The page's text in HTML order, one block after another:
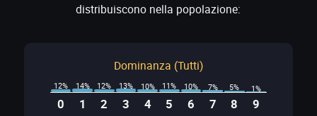
distribuiscono nella popolazione:
Dominanza (Tutti)
0
12%
1
14%
2
12%
3
13%
4
10%
5
11%
6
10%
7
7%
8
5%
9
1%